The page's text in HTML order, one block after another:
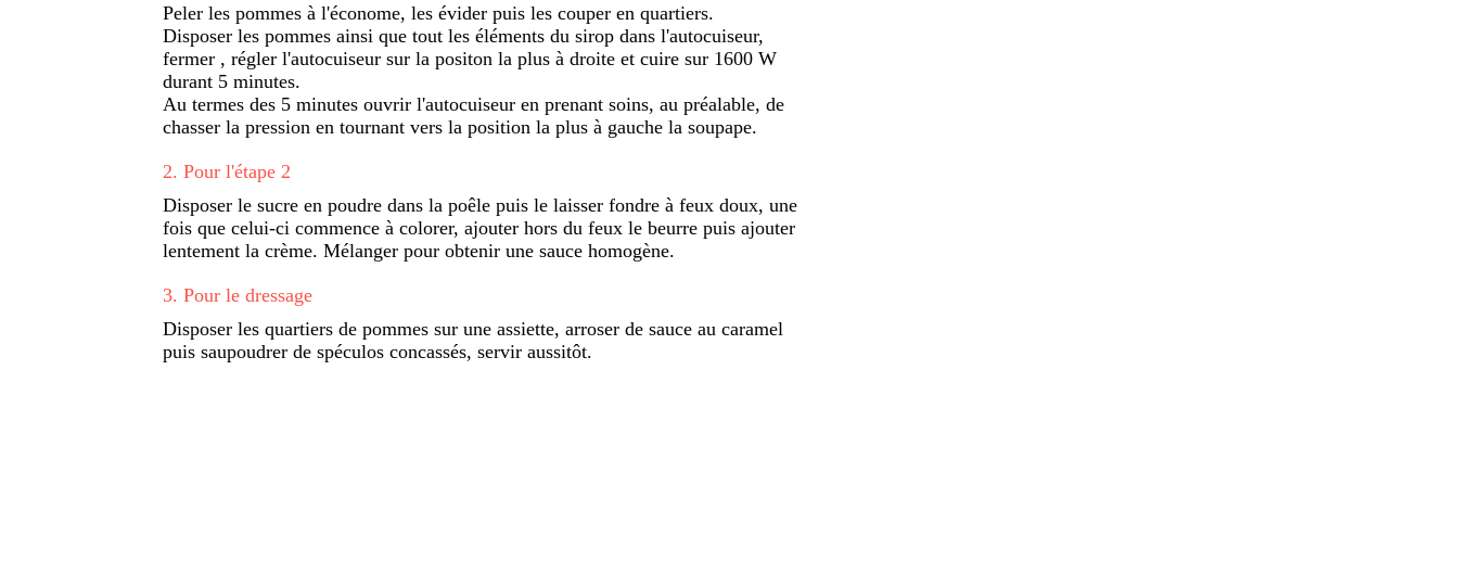
Peler les pommes à l'économe, les évider puis les couper en quartiers.
Disposer les pommes ainsi que tout les éléments du sirop dans l'autocuiseur,
fermer , régler l'autocuiseur sur la positon la plus à droite et cuire sur 1600 W
durant 5 minutes.
Au termes des 5 minutes ouvrir l'autocuiseur en prenant soins, au préalable, de
chasser la pression en tournant vers la position la plus à gauche la soupape.
2. Pour l'étape 2
Disposer le sucre en poudre dans la poêle puis le laisser fondre à feux doux, une
fois que celui-ci commence à colorer, ajouter hors du feux le beurre puis ajouter
lentement la crème. Mélanger pour obtenir une sauce homogène.
3. Pour le dressage
Disposer les quartiers de pommes sur une assiette, arroser de sauce au caramel
puis saupoudrer de spéculos concassés, servir aussitôt.